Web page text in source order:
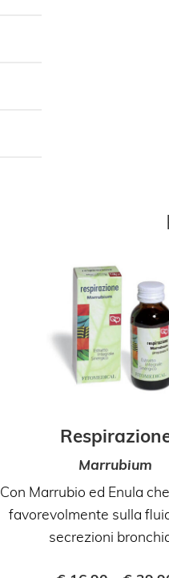
Marrubium
Con Marrubio ed Enula
favorevolmente sulla
secrezioni